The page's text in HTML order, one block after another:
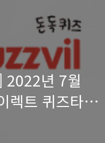
2022년 7월
렉트 퀴즈타임